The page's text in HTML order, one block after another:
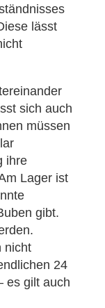
lässt
sich auch
müssen
ihre
Lager ist
gibt.
nicht
24
es gilt auch